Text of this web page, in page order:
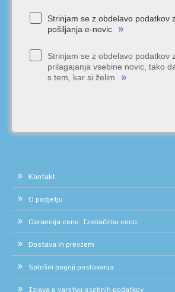
Strinjam se z obdelavo podatkov
pošiljanja e-novic
»
Strinjam se z obdelavo podatkov
prilagajanja vsebine novic, tako
s tem, kar si želim
»
Kontakt
O podjetju
Garancija cene. Izenačimo ceno.
Dostava in prevzem
Splošni pogoji poslovanja
Izjava o varstvu osebnih podatkov